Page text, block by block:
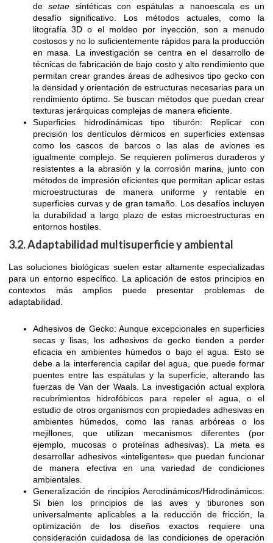
desetae sintéticas con espátulas a nanoescala es un
desafío significativo. Los métodos actuales, como la
litografía 3D o el moldeo por inyección, son a menudo
costosos y no lo suficientemente rápidos para la producción
en masa. La investigación se centra en el desarrollo de
técnicas de fabricación de bajo costo y alto rendimiento que
permitan crear grandes áreas de adhesivos tipo gecko con
la densidad y orientación de estructuras necesarias para un
rendimiento óptimo. Se buscan métodos que puedan crear
texturas jerárquicas complejas de manera eficiente.
Superficies hidrodinámicas tipo tiburón: Replicar con
precisión los dentículos dérmicos en superficies extensas
como los cascos de barcos o las alas de aviones es
igualmente complejo. Se requieren polímeros duraderos y
resistentes a la abrasión y la corrosión marina, junto con
métodos de impresión eficientes que permitan aplicar estas
microestructuras de manera uniforme y rentable en
superficies curvas y de gran tamaño. Los desafíos incluyen
la durabilidad a largo plazo de estas microestructuras en
entornos hostiles.
3.2. Adaptabilidad multisuperficie y ambiental
Las soluciones biológicas suelen estar altamente especializadas
para un entorno específico. La aplicación de estos principios en
contextos más amplios puede presentar problemas de
adaptabilidad.
Adhesivos de Gecko: Aunque excepcionales en superficies
secas y lisas, los adhesivos de gecko tienden a perder
eficacia en ambientes húmedos o bajo el agua. Esto se
debe a la interferencia capilar del agua, que puede formar
puentes entre las espátulas y la superficie, alterando las
fuerzas de Van der Waals. La investigación actual explora
recubrimientos hidrofóbicos para repeler el agua, o el
estudio de otros organismos con propiedades adhesivas en
ambientes húmedos, como las ranas arbóreas o los
mejillones, que utilizan mecanismos diferentes (por
ejemplo, mucosas o proteínas adhesivas). La meta es
desarrollar adhesivos «inteligentes» que puedan funcionar
de manera efectiva en una variedad de condiciones
ambientales.
Generalización de rincipios Aerodinámicos/Hidrodinámicos:
Si bien los principios de las aves y tiburones son
universalmente aplicables a la reducción de fricción, la
optimización de los diseños exactos requiere una
consideración cuidadosa de las condiciones de operación